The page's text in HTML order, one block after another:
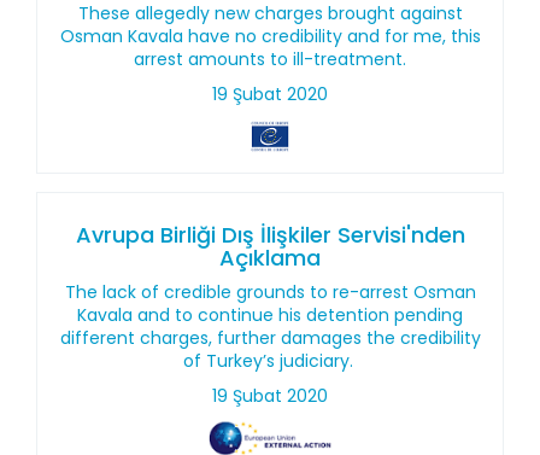
These allegedly new charges brought against
Osman Kavala have no credibility and for me, this
arrest amounts to ill-treatment.
19 Şubat 2020
Avrupa Birliği Dış İlişkiler Servisi'nden
Açıklama
The lack of credible grounds to re-arrest Osman
Kavala and to continue his detention pending
different charges, further damages the credibility
of Turkey’s judiciary.
19 Şubat 2020